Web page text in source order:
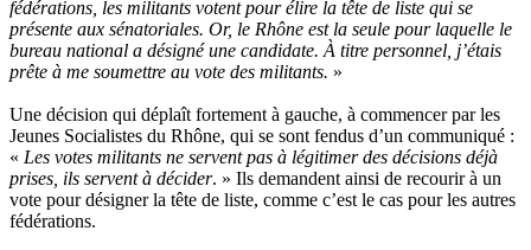
fédérations, les militants votent pour élire la tête de liste qui se
présente aux sénatoriales. Or, le Rhône est la seule pour laquelle le
bureau national a désigné une candidate. À titre personnel, j’étais
prête à me soumettre au vote des militants. »
Une décision qui déplaît fortement à gauche, à commencer par les
Jeunes Socialistes du Rhône, qui se sont fendus d’un communiqué :
« Les votes militants ne servent pas à légitimer des décisions déjà
prises, ils servent à décider. » Ils demandent ainsi de recourir à un
vote pour désigner la tête de liste, comme c’est le cas pour les autres
fédérations.